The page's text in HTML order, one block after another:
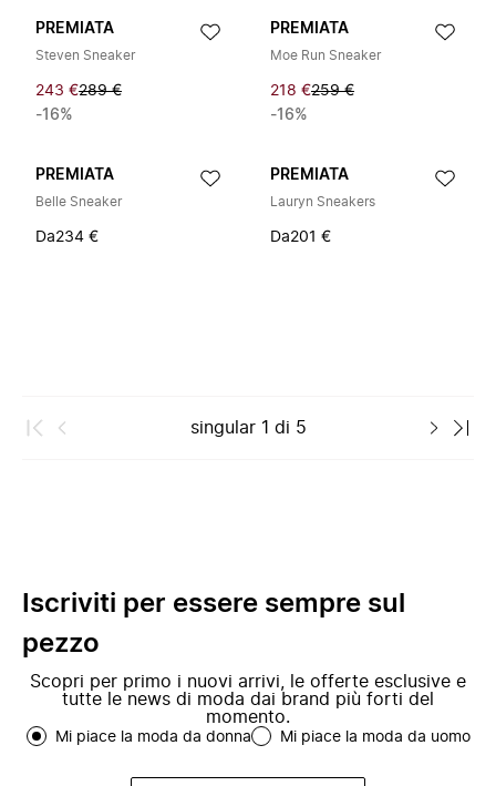
PREMIATA
Steven Sneaker
243 €289 €
-16%
PREMIATA
Moe Run Sneaker
218 €259 €
-16%
PREMIATA
Belle Sneaker
Da234 €
PREMIATA
Lauryn Sneakers
Da201 €
singular 1 di 5
Iscriviti per essere sempre sul
pezzo
Scopri per primo i nuovi arrivi, le offerte esclusive e
tutte le news di moda dai brand più forti del
momento.
Mi piace la moda da donna Mi piace la moda da uomo